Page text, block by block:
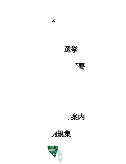
町政情報
選挙
町の概要
観光地・公共施設等案内
電子掲示場・例規集